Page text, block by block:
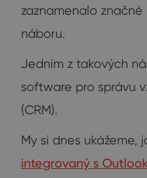
zaznamenalo
náboru.
Jedním z takových
software pro správu
(CRM).
My si dnes ukážeme,
integrovaný s